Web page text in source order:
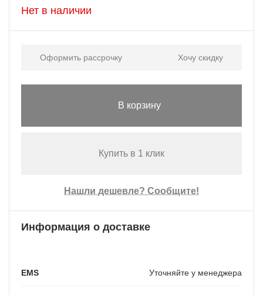
Нет в наличии
Оформить рассрочку Хочу скидку
В корзину
Купить в 1 клик
Нашли дешевле? Сообщите!
Информация о доставке
EMS Уточняйте у менеджера